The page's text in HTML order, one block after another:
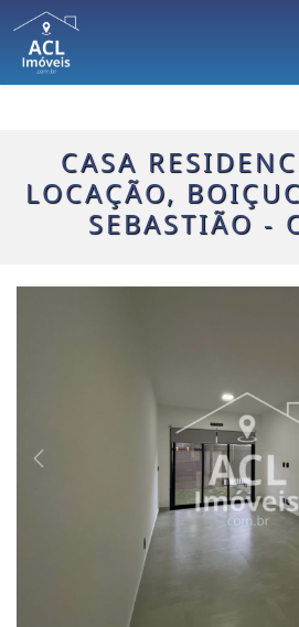
CASA
LOCAÇÃO,
SEBASTIÃO -